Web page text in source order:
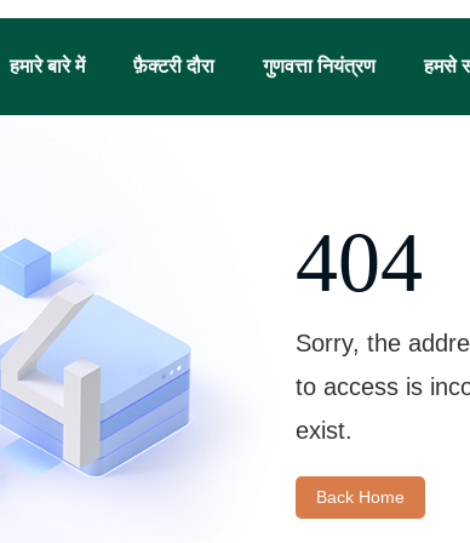
हमारे बारे में फ़ैक्टरी दौरा गुणवत्ता नियंत्रण हमसे
404
Sorry, the
to access is
exist.
Back Home